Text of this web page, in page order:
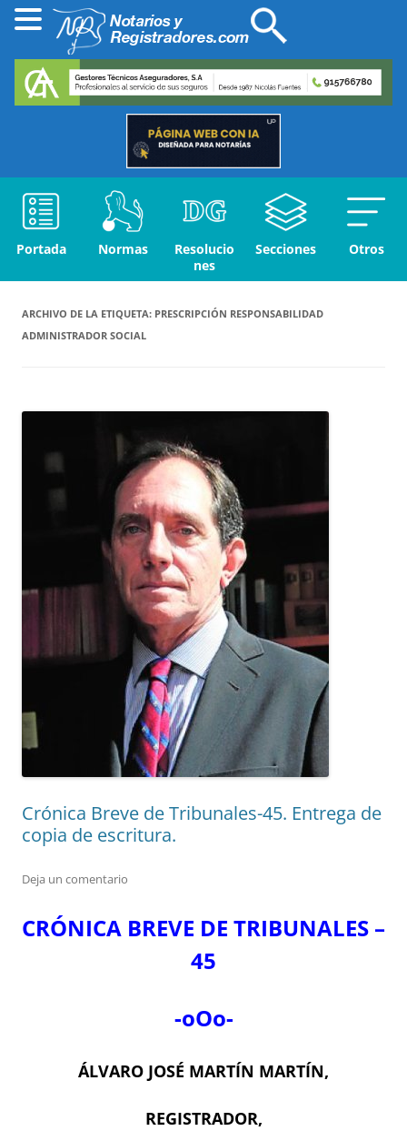
Portada Normas
Resolucio
nes
Secciones Otros
ARCHIVO DE LA ETIQUETA: PRESCRIPCIÓN RESPONSABILIDAD
ADMINISTRADOR SOCIAL
Crónica Breve de Tribunales-45. Entrega de
copia de escritura.
Deja un comentario
CRÓNICA BREVE DE TRIBUNALES –
45
-oOo-
ÁLVARO JOSÉ MARTÍN MARTÍN,
REGISTRADOR,